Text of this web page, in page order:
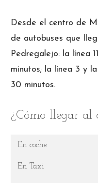
Desde el centro de
de autobuses que
Pedregalejo: la línea
minutos; la línea 3 y
30 minutos.
¿Cómo llegar al
En coche
En Taxi